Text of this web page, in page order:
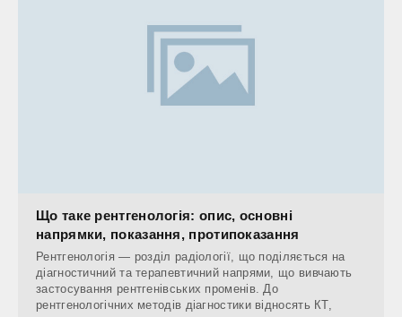
Що таке рентгенологія: опис, основні
напрямки, показання, протипоказання
Рентгенологія — розділ радіології, що поділяється на
діагностичний та терапевтичний напрями, що вивчають
застосування рентгенівських променів. До
рентгенологічних методів діагностики відносять КТ,